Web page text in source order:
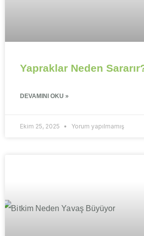
Yapraklar Neden
DEVAMINI OKU »
Ekim 25, 2025 Yorum yapılmamış